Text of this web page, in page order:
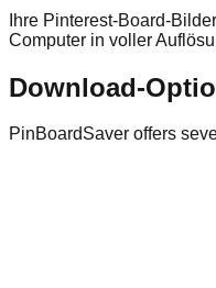
Ihre Pinterest-Board-
Computer in voller
Download-
PinBoardSaver offers